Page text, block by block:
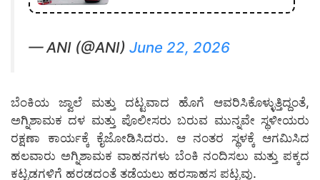
— ANI (@ANI) June 22, 2026
ಬೆಂಕಿಯ ಜ್ವಾಲೆ ಮತ್ತು ದಟ್ಟವಾದ ಹೊಗೆ ಆವರಿಸಿಕೊಳ್ಳುತ್ತಿದ್ದಂತೆ,
ಅಗ್ನಿಶಾಮಕ ದಳ ಮತ್ತು ಪೊಲೀಸರು ಬರುವ ಮುನ್ನವೇ ಸ್ಥಳೀಯರು
ರಕ್ಷಣಾ ಕಾರ್ಯಕ್ಕೆ ಕೈಜೋಡಿಸಿದರು. ಆ ನಂತರ ಸ್ಥಳಕ್ಕೆ ಆಗಮಿಸಿದ
ಹಲವಾರು ಅಗ್ನಿಶಾಮಕ ವಾಹನಗಳು ಬೆಂಕಿ ನಂದಿಸಲು ಮತ್ತು ಪಕ್ಕದ
ಕಟ್ಟಡಗಳಿಗೆ ಹರಡದಂತೆ ತಡೆಯಲು ಹರಸಾಹಸ ಪಟ್ಟವು.